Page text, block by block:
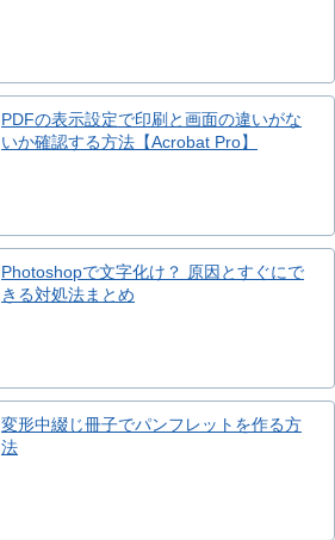
PDFの表示設定で印刷と画面の違いがな
いか確認する方法【Acrobat Pro】
Photoshopで文字化け？ 原因とすぐにで
きる対処法まとめ
変形中綴じ冊子でパンフレットを作る方
法